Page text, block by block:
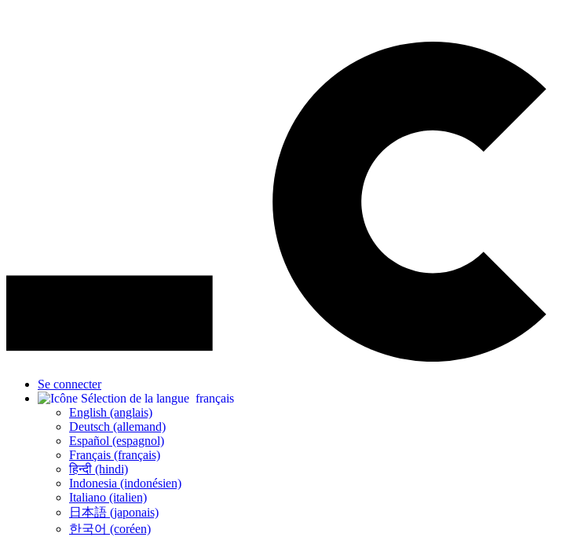
Se connecter
français
English (anglais)
Deutsch (allemand)
Español (espagnol)
Français (français)
हिन्दी (hindi)
Indonesia (indonésien)
Italiano (italien)
日本語 (japonais)
한국어 (coréen)